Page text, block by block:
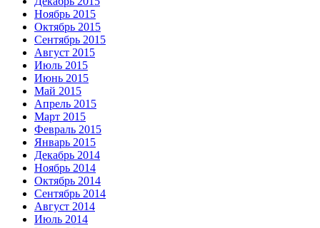
Ноябрь 2015
Октябрь 2015
Сентябрь 2015
Август 2015
Июль 2015
Июнь 2015
Май 2015
Апрель 2015
Март 2015
Февраль 2015
Январь 2015
Декабрь 2014
Ноябрь 2014
Октябрь 2014
Сентябрь 2014
Август 2014
Июль 2014